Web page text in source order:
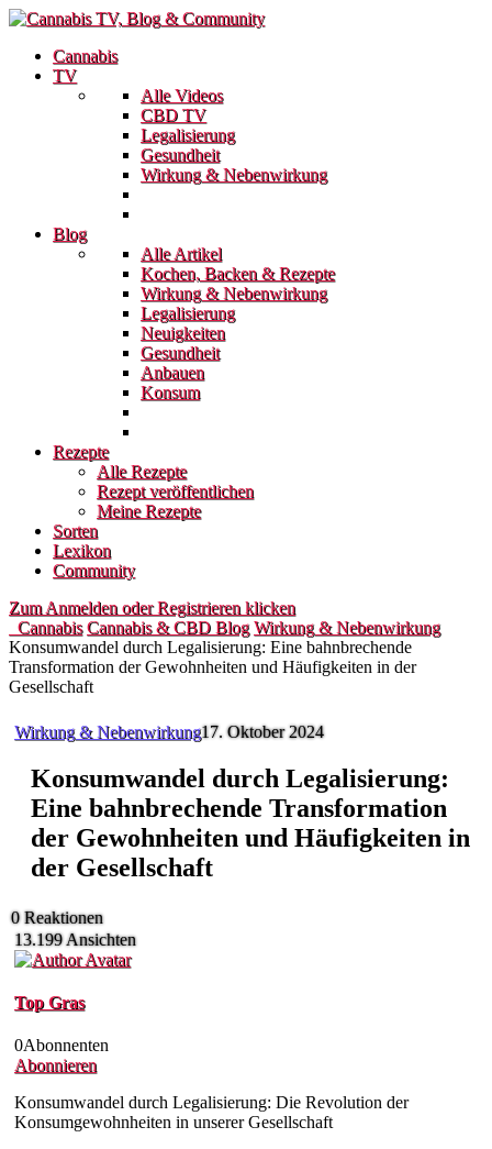
Cannabis
TV
Alle Videos
CBD TV
Legalisierung
Gesundheit
Wirkung & Nebenwirkung
Blog
Alle Artikel
Kochen, Backen & Rezepte
Wirkung & Nebenwirkung
Legalisierung
Neuigkeiten
Gesundheit
Anbauen
Konsum
Rezepte
Alle Rezepte
Rezept veröffentlichen
Meine Rezepte
Sorten
Lexikon
Community
Zum Anmelden oder Registrieren klicken
Cannabis Cannabis & CBD Blog Wirkung & Nebenwirkung
Konsumwandel durch Legalisierung: Eine bahnbrechende
Transformation der Gewohnheiten und Häufigkeiten in der
Gesellschaft
Wirkung & Nebenwirkung17. Oktober 2024
Konsumwandel durch Legalisierung:
Eine bahnbrechende Transformation
der Gewohnheiten und Häufigkeiten in
der Gesellschaft
0 Reaktionen
13.199Ansichten
Top Gras
0Abonnenten
Abonnieren
Konsumwandel durch Legalisierung: Die Revolution der
Konsumgewohnheiten in unserer Gesellschaft